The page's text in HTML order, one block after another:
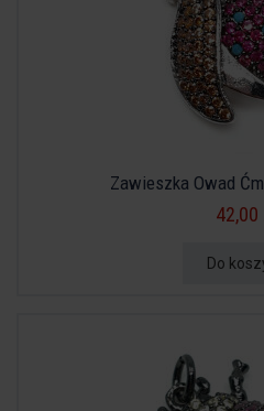
Zawieszka Owad
42,00
Do